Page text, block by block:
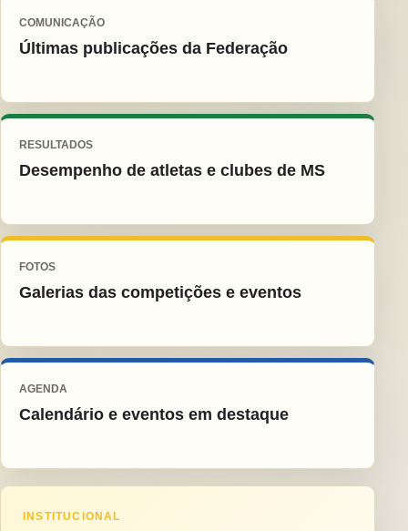
COMUNICAÇÃO
Últimas publicações da Federação
RESULTADOS
Desempenho de atletas e clubes de MS
FOTOS
Galerias das competições e eventos
AGENDA
Calendário e eventos em destaque
INSTITUCIONAL